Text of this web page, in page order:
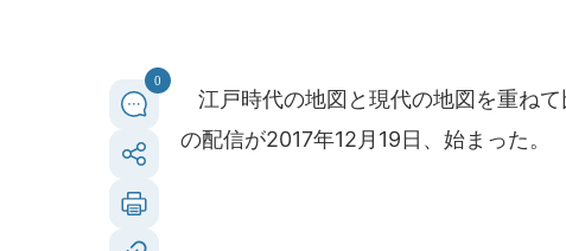
0
江戸時代の地図と現代の地図を重ねて
の配信が2017年12月19日、始まった。